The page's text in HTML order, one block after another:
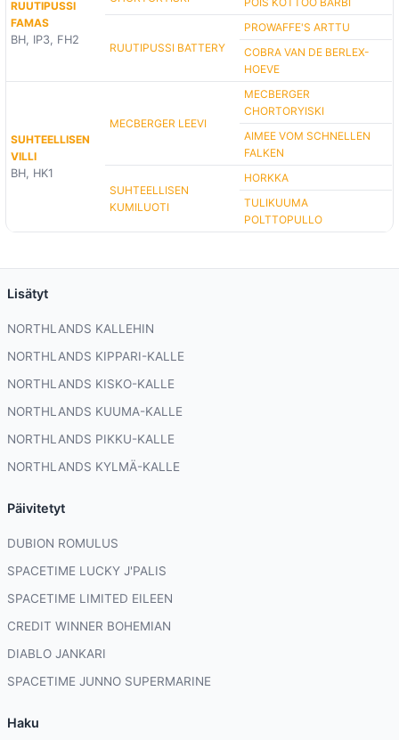
RUUTIPUSSI
FAMAS
BH, IP3, FH2
RUUTIPUSSI BATTERY
PROWAFFE'S ARTTU
COBRA VAN DE BERLEX-
HOEVE
SUHTEELLISEN
VILLI
BH, HK1
MECBERGER LEEVI
MECBERGER
CHORTORYISKI
AIMEE VOM SCHNELLEN
FALKEN
SUHTEELLISEN
KUMILUOTI
HORKKA
TULIKUUMA
POLTTOPULLO
Lisätyt
NORTHLANDS KALLEHIN
NORTHLANDS KIPPARI-KALLE
NORTHLANDS KISKO-KALLE
NORTHLANDS KUUMA-KALLE
NORTHLANDS PIKKU-KALLE
NORTHLANDS KYLMÄ-KALLE
Päivitetyt
DUBION ROMULUS
SPACETIME LUCKY J'PALIS
SPACETIME LIMITED EILEEN
CREDIT WINNER BOHEMIAN
DIABLO JANKARI
SPACETIME JUNNO SUPERMARINE
Haku